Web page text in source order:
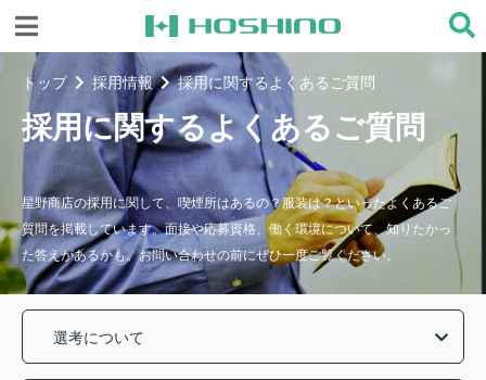
採用に関するよくあるご質問
トップ 採用情報 採用に関するよくあるご質問
星野商店の採用に関して、喫煙所はあるの？服装は？といったよくあるご
質問を掲載しています。面接や応募資格、働く環境について、知りたかっ
た答えがあるかも。お問い合わせの前にぜひ一度ご覧ください。
選考について